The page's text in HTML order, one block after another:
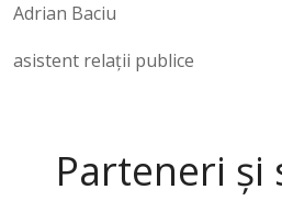
Adrian Baciu
asistent relații publice
Parteneri și